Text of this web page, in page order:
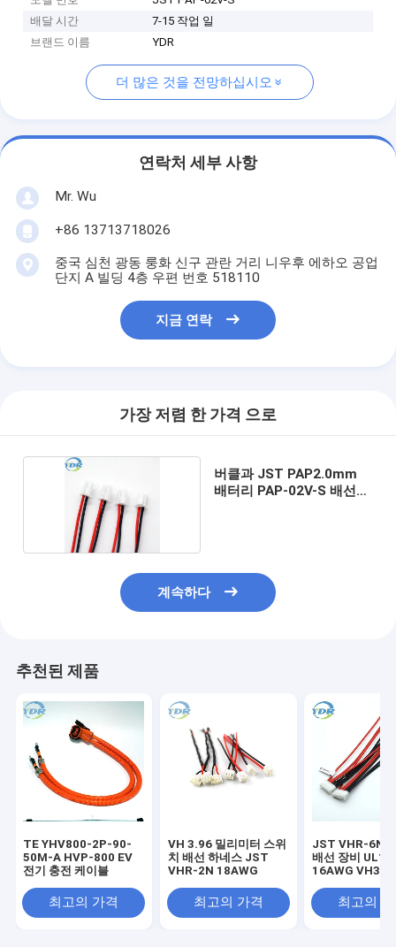
배달 시간
7-15 작업 일
브랜드 이름
YDR
더 많은 것을 전망하십시오
연락처 세부 사항
Mr. Wu
+86 13713718026
중국 심천 광동 룽화 신구 관란 거리 니우후 에하오 공업
단지 A 빌딩 4층 우편 번호 518110
지금 연락
가장 저렴 한 가격 으로
버클과 JST PAP2.0mm
배터리 PAP-02V-S 배선
계속하다
추천된 제품
TE YHV800-2P-90-
50M-A HVP-800 EV
전기 충전 케이블
최고의 가격
VH 3.96 밀리미터 스위
치 배선 하네스 JST
VHR-2N 18AWG
최고의 가격
JST VHR-6N
배선 장비
16AWG
최고의